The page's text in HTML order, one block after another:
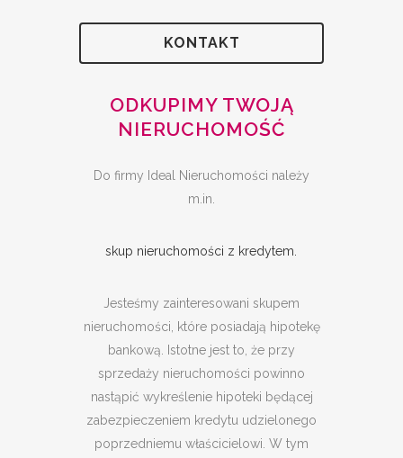
KONTAKT
ODKUPIMY TWOJĄ
NIERUCHOMOŚĆ
Do firmy Ideal Nieruchomości należy
m.in.
skup nieruchomości z kredytem.
Jesteśmy zainteresowani skupem
nieruchomości, które posiadają hipotekę
bankową. Istotne jest to, że przy
sprzedaży nieruchomości powinno
nastąpić wykreślenie hipoteki będącej
zabezpieczeniem kredytu udzielonego
poprzedniemu właścicielowi. W tym